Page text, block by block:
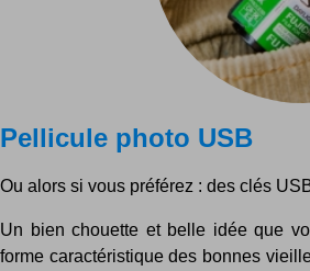
Pellicule photo USB
Ou alors si vous préférez : des clés
Un bien chouette et belle idée que
forme caractéristique des bonnes